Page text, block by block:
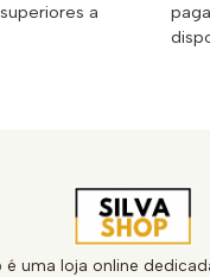
a
é uma loja online